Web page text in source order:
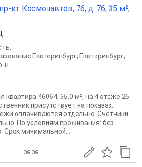
кт Космонавтов, 7б, д. 7б, 35 м²,
,
Екатеринбург, Екатеринбург,
н
квартира 46064, 35.0 м², на 4 этаже 25-
присутствует на показах.
оплачиваются отдельно. Счетчики
По условиям проживания: без
Срок минимальной...
08.08